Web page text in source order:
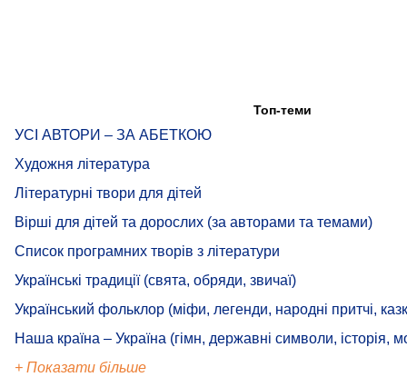
Топ-теми
УСІ АВТОРИ – ЗА АБЕТКОЮ
Художня література
Літературні твори для дітей
Вірші для дітей та дорослих (за авторами та темами)
Список програмних творів з літератури
Українські традиції (свята, обряди, звичаї)
Український фольклор (міфи, легенди, народні притчі,
Наша країна – Україна (гімн, державні символи, історія,
+ Показати більше